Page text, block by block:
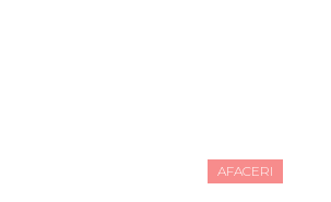
AFACERI